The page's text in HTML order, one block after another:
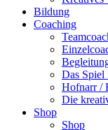
Bildung
Coaching
Das Spiel
Hofnarr /
Die
Shop
Shop